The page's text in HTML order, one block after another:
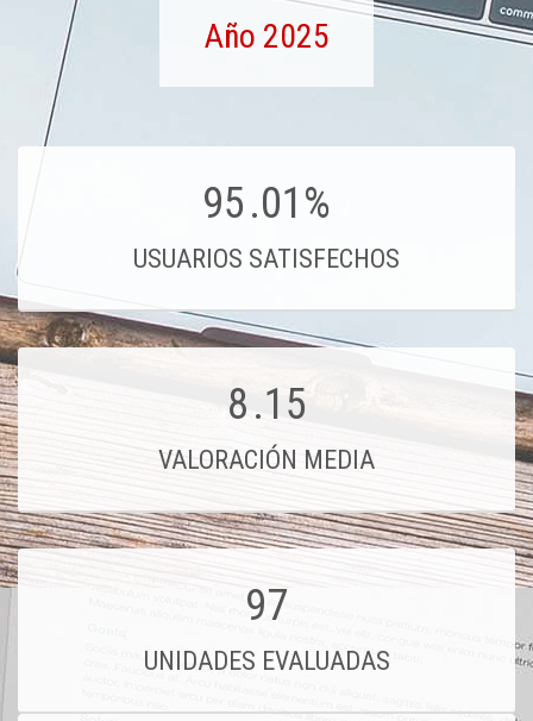
Año 2025
95.01%
USUARIOS SATISFECHOS
8.15
VALORACIÓN MEDIA
97
UNIDADES EVALUADAS